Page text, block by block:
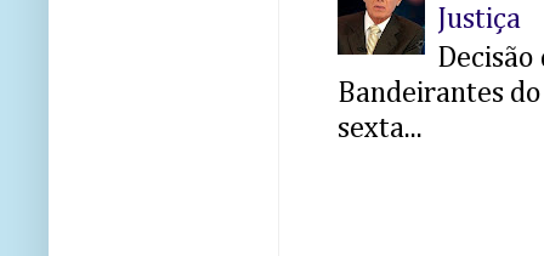
Justiça
Decisão
Bandeirantes
sexta...